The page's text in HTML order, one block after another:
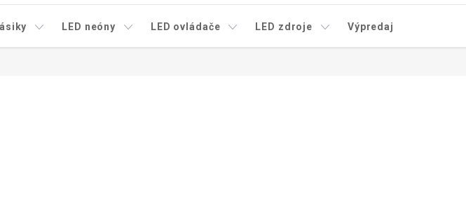
LED neóny LED ovládače LED zdroje Výpredaj